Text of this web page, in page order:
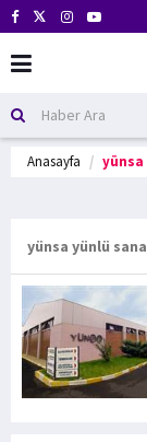
Anasayfa
yünsa yünlü